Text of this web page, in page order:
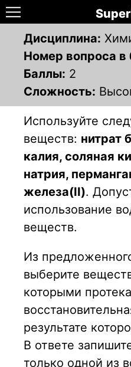
Дисциплина:
Номер вопроса в
Баллы: 2
Сложность:
Используйте
веществ: нитрат
калия, соляная
натрия,
железа(II).
использование
веществ.
Из
выберите
которыми
результате
В ответе
только одной из